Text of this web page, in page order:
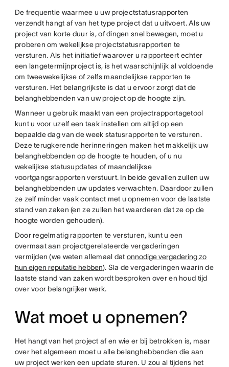
De frequentie waarmee u uw projectstatusrapporten
verzendt hangt af van het type project dat u uitvoert. Als uw
project van korte duur is, of dingen snel bewegen, moet u
proberen om wekelijkse projectstatusrapporten te
versturen. Als het initiatief waarover u rapporteert echter
een langetermijnproject is, is het waarschijnlijk al voldoende
om tweewekelijkse of zelfs maandelijkse rapporten te
versturen. Het belangrijkste is dat u ervoor zorgt dat de
belanghebbenden van uw project op de hoogte zijn.
Wanneer u gebruik maakt van een projectrapportagetool
kunt u voor uzelf een taak instellen om altijd op een
bepaalde dag van de week statusrapporten te versturen.
Deze terugkerende herinneringen maken het makkelijk uw
belanghebbenden op de hoogte te houden, of u nu
wekelijkse statusupdates of maandelijkse
voortgangsrapporten verstuurt. In beide gevallen zullen uw
belanghebbenden uw updates verwachten. Daardoor zullen
ze zelf minder vaak contact met u opnemen voor de laatste
stand van zaken (en ze zullen het waarderen dat ze op de
hoogte worden gehouden).
Door regelmatig rapporten te versturen, kunt u een
overmaat aan projectgerelateerde vergaderingen
vermijden (we weten allemaal dat onnodige vergadering zo
hun eigen reputatie hebben). Sla de vergaderingen waarin de
laatste stand van zaken wordt besproken over en houd tijd
over voor belangrijker werk.
Wat moet u opnemen?
Het hangt van het project af en wie er bij betrokken is, maar
over het algemeen moet u alle belanghebbenden die aan
uw project werken een update sturen. U zou al tijdens het